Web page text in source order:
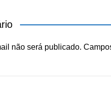
não será publicado.